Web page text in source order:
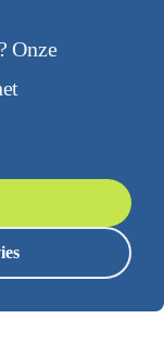
Onze